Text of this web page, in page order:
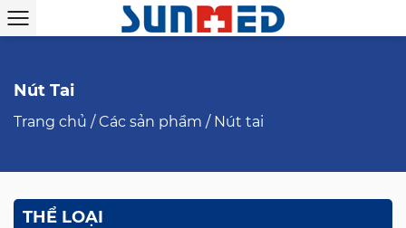
Nút Tai
Trang chủ /Các sản phẩm / Nút tai
THỂ LOẠI